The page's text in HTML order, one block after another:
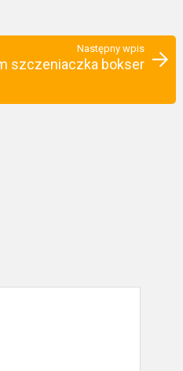
Następny wpis
szczeniaczka bokser